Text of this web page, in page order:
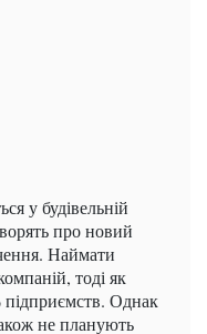
у будівельній
про новий
Наймати
тоді як
Однак
не планують